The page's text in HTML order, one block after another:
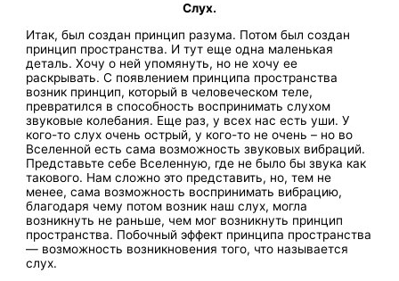
Слух.
Итак, был создан принцип разума. Потом был создан
принцип пространства. И тут еще одна маленькая
деталь. Хочу о ней упомянуть, но не хочу ее
раскрывать. С появлением принципа пространства
возник принцип, который в человеческом теле,
превратился в способность воспринимать слухом
звуковые колебания. Еще раз, у всех нас есть уши. У
кого-то слух очень острый, у кого-то не очень – но во
Вселенной есть сама возможность звуковых вибраций.
Представьте себе Вселенную, где не было бы звука как
такового. Нам сложно это представить, но, тем не
менее, сама возможность воспринимать вибрацию,
благодаря чему потом возник наш слух, могла
возникнуть не раньше, чем мог возникнуть принцип
пространства. Побочный эффект принципа пространства
— возможность возникновения того, что называется
слух.